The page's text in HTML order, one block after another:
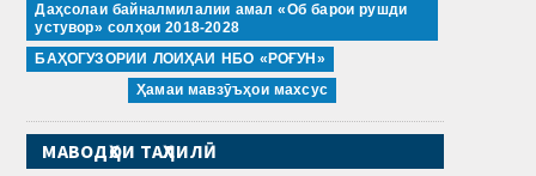
Даҳсолаи байналмилалии амал «Об барои рушди
устувор» солҳои 2018-2028
БАҲОГУЗОРИИ ЛОИҲАИ НБО «РОҒУН»
Ҳамаи мавзӯъҳои махсус
МАВОДҲОИ ТАҲЛИЛӢ